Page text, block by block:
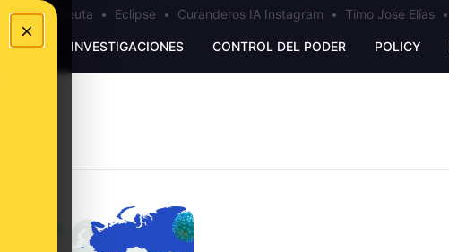
×
•Bulos Ceuta • Eclipse • Curanderos IA Instagram • Timo José Elías•
INVESTIGACIONES CONTROL DEL PODER POLICY